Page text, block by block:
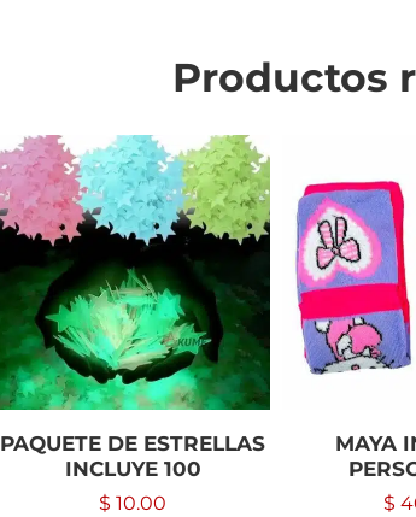
Productos
PAQUETE DE ESTRELLAS
INCLUYE 100
$ 10.00
MAYA
$